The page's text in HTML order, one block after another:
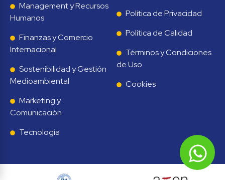
Management y Recursos
Humanos
Finanzas y Comercio
Internacional
Sostenibilidad y Gestión
Medioambiental
Marketing y
Comunicación
Tecnología
Política de Privacidad
Política de Calidad
Términos y Condiciones
de Uso
Cookies